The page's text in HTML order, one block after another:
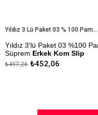
Yıldız 3 Lü Paket 03 % 100 Pamuk Süprem Erkek Kom Slip
3'lü Paket 03 %100 Pamuk
Erkek Kom Slip
Sanfor Testi
₺452,06